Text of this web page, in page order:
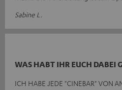
Sabine L.
WAS HABT IHR EUCH DABEI
ICH HABE JEDE "CINEBAR" VON